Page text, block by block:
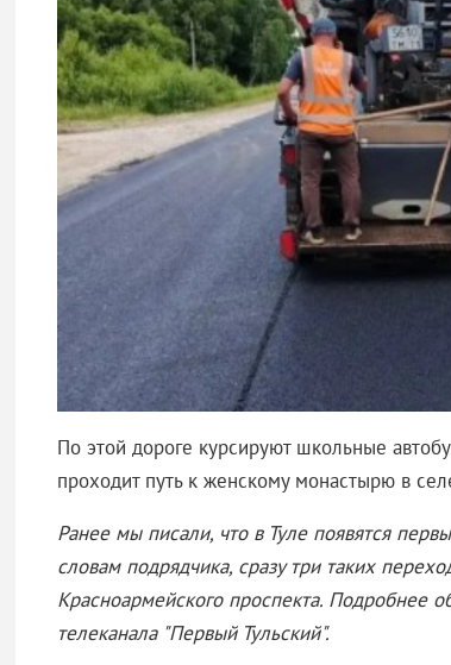
По этой дороге курсируют школьные
проходит путь к женскому монастырю в
Ранее мы писали, что в Туле появятся
словам подрядчика, сразу три таких
Красноармейского проспекта. Подробнее
телеканала "Первый Тульский".